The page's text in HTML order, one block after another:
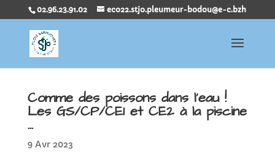
02.96.23.91.02 eco22.stjo.pleumeur-bodou@e-c.bzh
Comme des poissons dans l’eau !
Les GS/CP/CE1 et CE2 à la piscine
…
9 Avr 2023